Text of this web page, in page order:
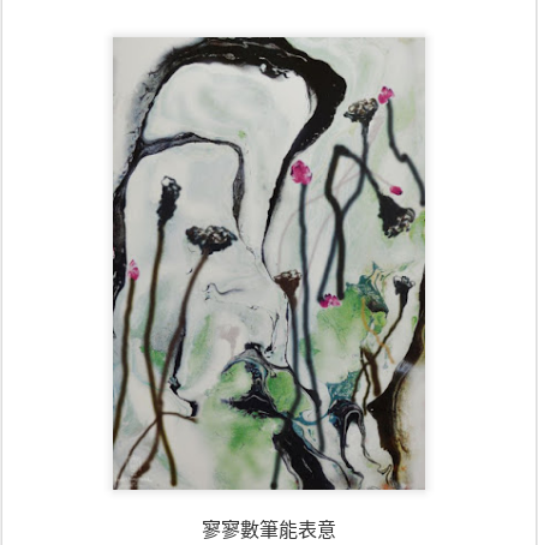
寥寥數筆能表意